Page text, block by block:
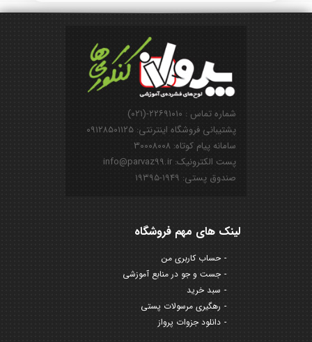
شماره تماس : ۲۲۶۹۱۰۱۰-(۰۲۱)
پشتیبانی فروشگاه اینترنتی: ۰۹۱۲۸۵۰۱۱۲۵
سامانه پیام کوتاه: ۳۰۰۰۸۰۰۸
پست الکترونیک: info@parvaz99.ir
صندوق پستی: ۱۹۴۹-۱۹۳۹۵
لینک های مهم فروشگاه
حساب کاربری من
جست و جو در منابع آموزشی
سبد خرید
رهگیری مرسولات پستی
دانلود جزوات پرواز